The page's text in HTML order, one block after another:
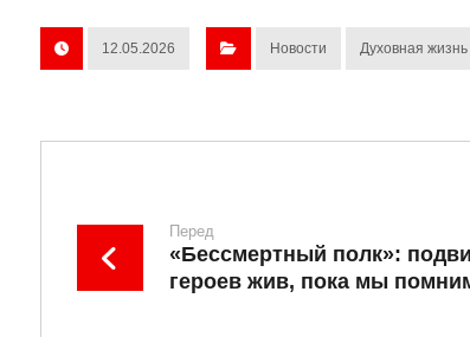
12.05.2026 Новости Духовная
Перед
«Бессмертный полк»:
героев жив, пока мы